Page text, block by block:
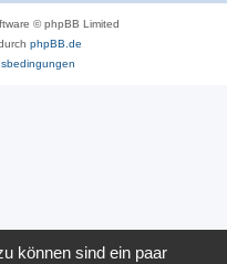
© phpBB Limited
phpBB.de
können sind ein paar